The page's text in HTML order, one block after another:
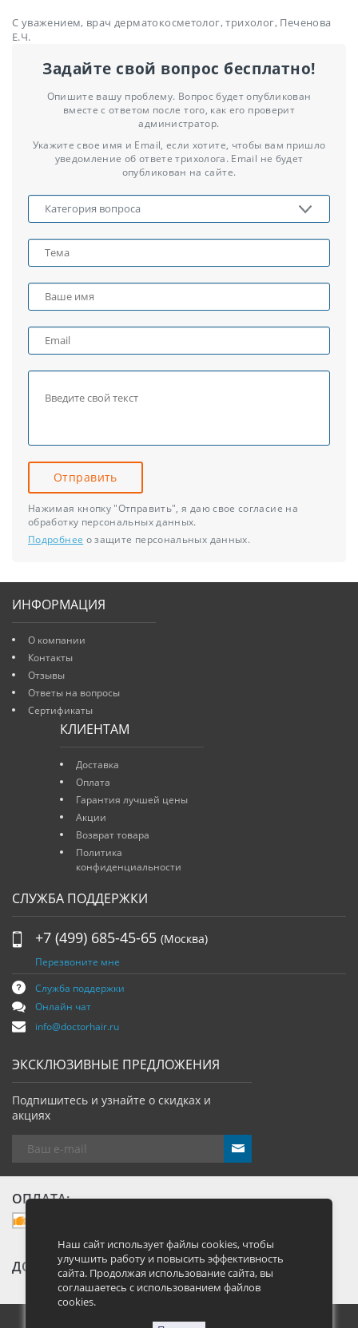
С уважением, врач дерматокосметолог, трихолог, Печенова
Е.Ч.
Задайте свой вопрос бесплатно!
Опишите вашу проблему. Вопрос будет опубликован
вместе с ответом после того, как его проверит
администратор.
Укажите свое имя и Email, если хотите, чтобы вам пришло
уведомление об ответе трихолога. Email не будет
опубликован на сайте.
Отправить
Нажимая кнопку "Отправить", я даю свое согласие на
обработку персональных данных.
Подробнее о защите персональных данных.
ИНФОРМАЦИЯ
О компании
Контакты
Отзывы
Ответы на вопросы
Сертификаты
КЛИЕНТАМ
Доставка
Оплата
Гарантия лучшей цены
Акции
Возврат товара
Политика
конфиденциальности
СЛУЖБА ПОДДЕРЖКИ
+7 (499) 685-45-65 (Москва)
Перезвоните мне
Служба поддержки
Онлайн чат
info@doctorhair.ru
ЭКСКЛЮЗИВНЫЕ ПРЕДЛОЖЕНИЯ
Подпишитесь и узнайте о скидках и
акциях
send
ОПЛАТА:
ДОСТАВКА:
Наш сайт использует файлы cookies, чтобы
улучшить работу и повысить эффективность
сайта. Продолжая использование сайта, вы
соглашаетесь с использованием файлов
cookies.